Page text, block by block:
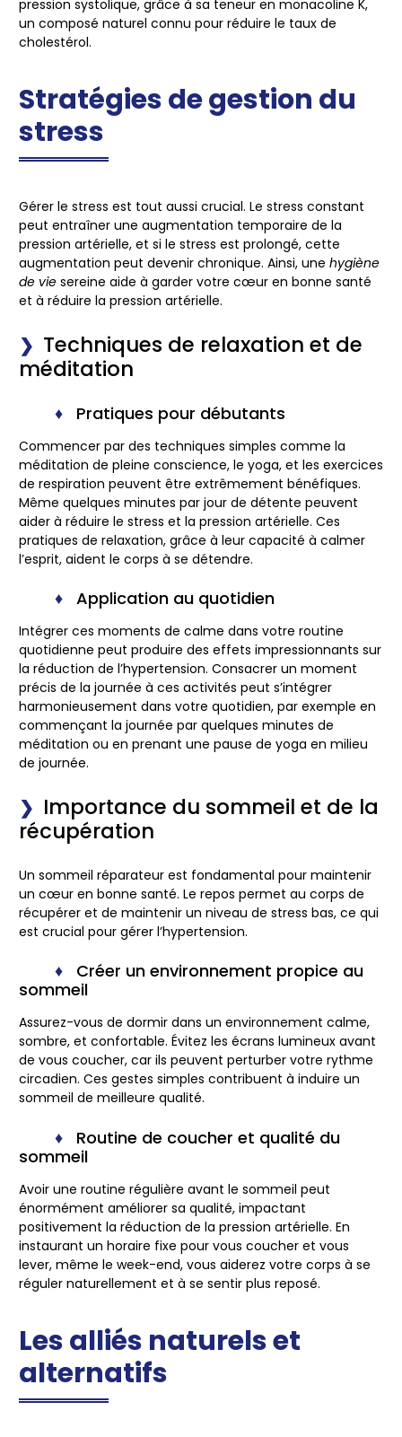
pression systolique, grâce à sa teneur en monacoline K,
un composé naturel connu pour réduire le taux de
cholestérol.
Stratégies de gestion du
stress
Gérer le stress est tout aussi crucial. Le stress constant
peut entraîner une augmentation temporaire de la
pression artérielle, et si le stress est prolongé, cette
augmentation peut devenir chronique. Ainsi, une hygiène
de vie sereine aide à garder votre cœur en bonne santé
et à réduire la pression artérielle.
Techniques de relaxation et de
méditation
Pratiques pour débutants
Commencer par des techniques simples comme la
méditation de pleine conscience, le yoga, et les exercices
de respiration peuvent être extrêmement bénéfiques.
Même quelques minutes par jour de détente peuvent
aider à réduire le stress et la pression artérielle. Ces
pratiques de relaxation, grâce à leur capacité à calmer
l’esprit, aident le corps à se détendre.
Application au quotidien
Intégrer ces moments de calme dans votre routine
quotidienne peut produire des effets impressionnants sur
la réduction de l’hypertension. Consacrer un moment
précis de la journée à ces activités peut s’intégrer
harmonieusement dans votre quotidien, par exemple en
commençant la journée par quelques minutes de
méditation ou en prenant une pause de yoga en milieu
de journée.
Importance du sommeil et de la
récupération
Un sommeil réparateur est fondamental pour maintenir
un cœur en bonne santé. Le repos permet au corps de
récupérer et de maintenir un niveau de stress bas, ce qui
est crucial pour gérer l’hypertension.
Créer un environnement propice au
sommeil
Assurez-vous de dormir dans un environnement calme,
sombre, et confortable. Évitez les écrans lumineux avant
de vous coucher, car ils peuvent perturber votre rythme
circadien. Ces gestes simples contribuent à induire un
sommeil de meilleure qualité.
Routine de coucher et qualité du
sommeil
Avoir une routine régulière avant le sommeil peut
énormément améliorer sa qualité, impactant
positivement la réduction de la pression artérielle. En
instaurant un horaire fixe pour vous coucher et vous
lever, même le week-end, vous aiderez votre corps à se
réguler naturellement et à se sentir plus reposé.
Les alliés naturels et
alternatifs